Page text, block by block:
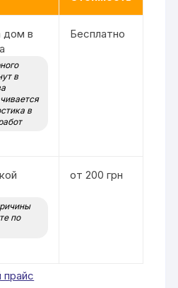
дом в
в
в
Бесплатно
по
от 200 грн